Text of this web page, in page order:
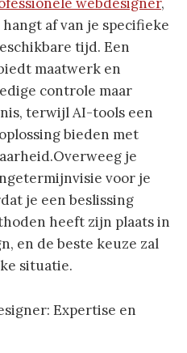
af van je specifieke
tijd. Een
maatwerk en
controle maar
terwijl AI-tools een
bieden met
je
voor je
je een beslissing
heeft zijn plaats in
en de beste keuze zal
situatie.
Expertise en